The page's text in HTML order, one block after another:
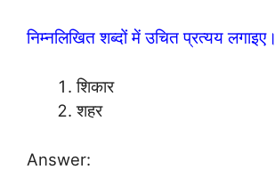
निम्नलिखित शब्दों में उचित प्रत्यय लगाइए।
शिकार
शहर
Answer: